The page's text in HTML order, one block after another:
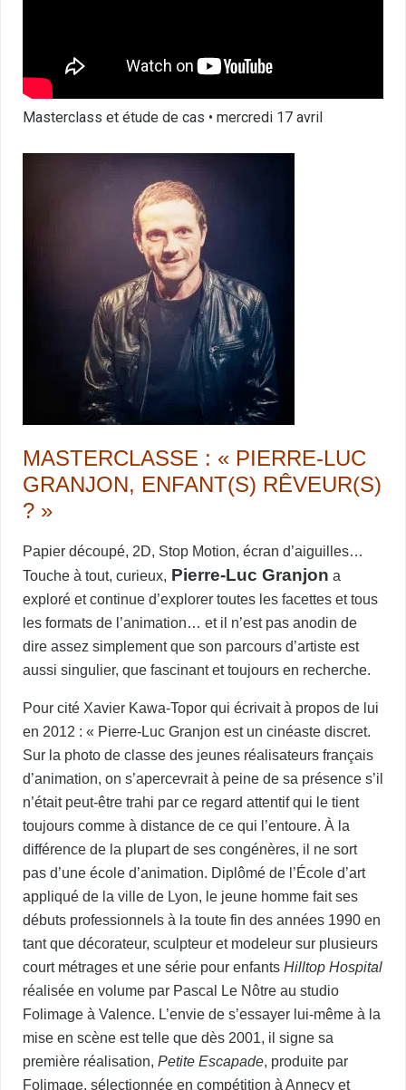
Masterclass et étude de cas • mercredi 17 avril
MASTERCLASSE : « PIERRE-LUC
GRANJON, ENFANT(S) RÊVEUR(S)
? »
Papier découpé, 2D, Stop Motion, écran d’aiguilles…
Touche à tout, curieux, Pierre-Luc Granjon a
exploré et continue d’explorer toutes les facettes et tous
les formats de l’animation… et il n’est pas anodin de
dire assez simplement que son parcours d’artiste est
aussi singulier, que fascinant et toujours en recherche.
Pour cité Xavier Kawa-Topor qui écrivait à propos de lui
en 2012 : « Pierre-Luc Granjon est un cinéaste discret.
Sur la photo de classe des jeunes réalisateurs français
d’animation, on s’apercevrait à peine de sa présence s’il
n’était peut-être trahi par ce regard attentif qui le tient
toujours comme à distance de ce qui l’entoure. À la
différence de la plupart de ses congénères, il ne sort
pas d’une école d’animation. Diplômé de l’École d’art
appliqué de la ville de Lyon, le jeune homme fait ses
débuts professionnels à la toute fin des années 1990 en
tant que décorateur, sculpteur et modeleur sur plusieurs
court métrages et une série pour enfants Hilltop Hospital
réalisée en volume par Pascal Le Nôtre au studio
Folimage à Valence. L’envie de s’essayer lui-même à la
mise en scène est telle que dès 2001, il signe sa
première réalisation, Petite Esca­pade, produite par
Folimage, sélectionnée en compétition à Annecy et